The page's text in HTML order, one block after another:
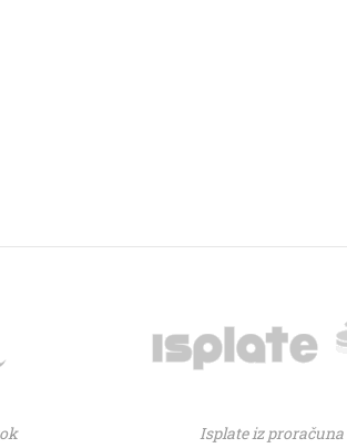
Isplate iz proračuna